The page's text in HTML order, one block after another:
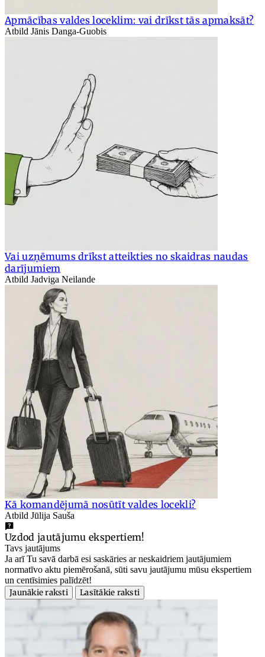
Apmācības valdes loceklim: vai drīkst tās apmaksāt?
Atbild Jānis Danga-Guobis
Vai uzņēmums drīkst atteikties no skaidras naudas
darījumiem
Atbild Jadviga Neilande
Kā komandējumā nosūtīt valdes locekli?
Atbild Jūlija Sauša
Uzdod jautājumu ekspertiem!
Tavs jautājums
Ja arī Tu savā darbā esi saskāries ar neskaidriem jautājumiem
normatīvo aktu piemērošanā, sūti savu jautājumu mūsu ekspertiem
un centīsimies palīdzēt!
Jaunākie raksti
Lasītākie raksti